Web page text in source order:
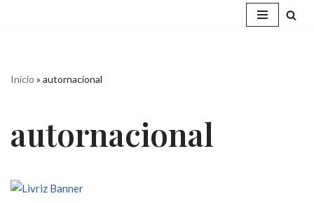
Início » autornacional
autornacional